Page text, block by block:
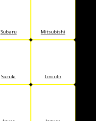
Subaru Mitsubishi
Suzuki Lincoln